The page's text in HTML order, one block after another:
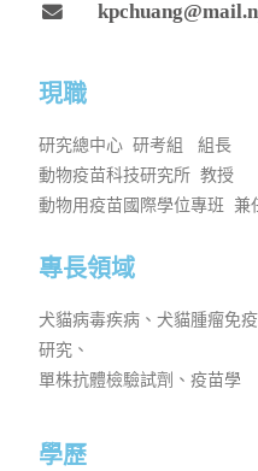
現職
研究總中心 研考組 組長
動物疫苗科技研究所 教授
動物用疫苗國際學位專班 兼
專長領域
犬貓病毒疾病、犬貓腫瘤免
研究、
單株抗體檢驗試劑、疫苗學
學歷